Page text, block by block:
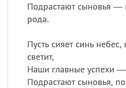
Подрастают сыновья —
рода.
Пусть сияет синь
светит,
Наши главные успехи
Подрастают сыновья,